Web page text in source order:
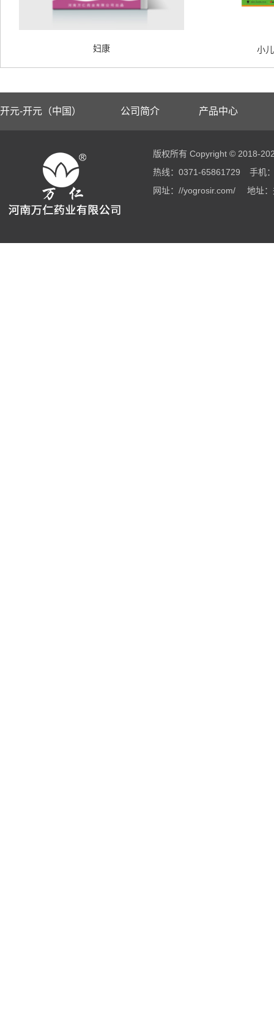
妇康 小
开元-开元（中国） 公司简介 产品中心
版权所有 Copyright © 2018-
热线：0371-65861729
手机
网址：//yogrosir.com/
地址